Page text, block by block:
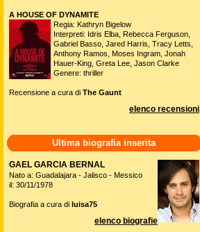
A HOUSE OF DYNAMITE
Regia: Kathryn Bigelow
Interpreti: Idris Elba, Rebecca Ferguson,
Gabriel Basso, Jared Harris, Tracy Letts,
Anthony Ramos, Moses Ingram, Jonah
Hauer-King, Greta Lee, Jason Clarke
Genere: thriller
Recensione a cura di The Gaunt
elenco recensioni
Ultima biografia inserita
GAEL GARCIA BERNAL
Nato a: Guadalajara - Jalisco - Messico
il: 30/11/1978
Biografia a cura di luisa75
elenco biografie